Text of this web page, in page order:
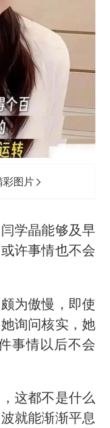
彩图片
学晶能够及早
许事情也不会
为傲慢，即使
询问核实，她
事情以后不会
这都不是什么
就能渐渐平息